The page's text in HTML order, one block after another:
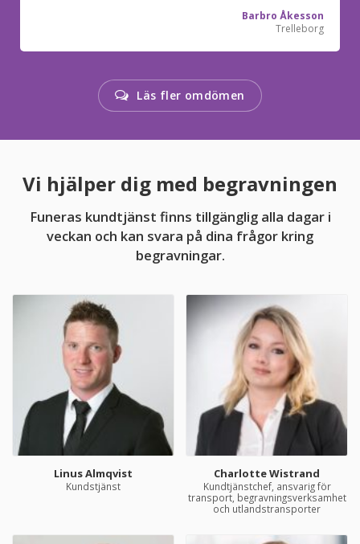
Barbro Åkesson
Trelleborg
Läs fler omdömen
Vi hjälper dig med begravningen
Funeras kundtjänst finns tillgänglig alla dagar i
veckan och kan svara på dina frågor kring
begravningar.
Linus Almqvist
Kundstjänst
Charlotte Wistrand
Kundtjänstchef, ansvarig för
transport, begravningsverksamhet
och utlandstransporter